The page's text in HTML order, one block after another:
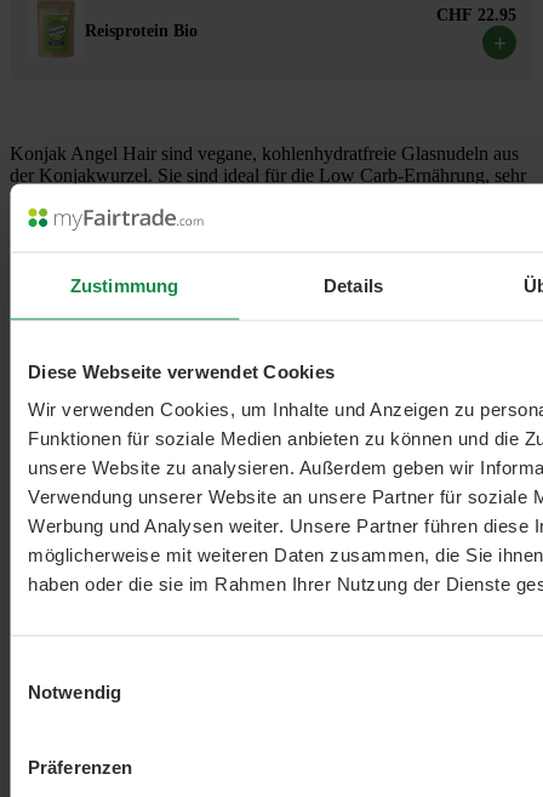
Zustimmung Details
Diese Webseite verwendet Cookies
Wir verwenden Cookies, um Inhalte und Anzeigen zu
Funktionen für soziale Medien anbieten zu können und die
unsere Website zu analysieren. Außerdem geben wir
Verwendung unserer Website an unsere Partner für soziale
Werbung und Analysen weiter. Unsere Partner führen diese
möglicherweise mit weiteren Daten zusammen, die Sie
haben oder die sie im Rahmen Ihrer Nutzung der Dienste
Notwendig
Präferenzen
Reisprotein Bio
CHF 22.95
+
Konjak Angel Hair sind vegane, kohlenhydratfreie Glasnudeln aus
der Konjakwurzel. Sie sind ideal für die Low Carb-Ernährung, sehr
sättigend, vielseitig verwendbar und schnell zubereitet.
Wird häufig zusammen bestellt.
Aminosäure Tabletten Essential 8 - 180 Stk. -
198g
CHF 21.00
+
Combi Flora SymBIO - 60 Kapseln
CHF 32.90
+
Reisprotein Bio
CHF 22.95
und voller Ballaststoffe Genau wie die herkömmlichen, aus
Fragen & Antworten